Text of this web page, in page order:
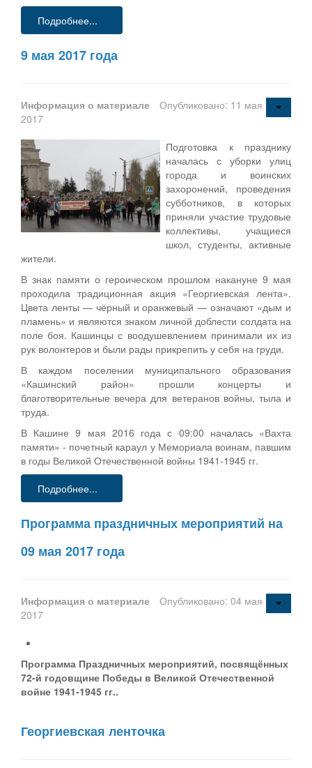
Подробнее...
9 мая 2017 года
Информация о материале
Опубликовано: 11 мая
2017
Подготовка к празднику
началась с уборки улиц
города и воинских
захоронений, проведения
субботников, в которых
приняли участие трудовые
коллективы, учащиеся
школ, студенты, активные
жители.
В знак памяти о героическом прошлом накануне 9 мая
проходила традиционная акция «Георгиевская лента».
Цвета ленты — чёрный и оранжевый — означают «дым и
пламень» и являются знаком личной доблести солдата на
поле боя. Кашинцы с воодушевлением принимали их из
рук волонтеров и были рады прикрепить у себя на груди.
В каждом поселении муниципального образования
«Кашинский район» прошли концерты и
благотворительные вечера для ветеранов войны, тыла и
труда.
В Кашине 9 мая 2016 года с 09:00 началась «Вахта
памяти» - почетный караул у Мемориала воинам, павшим
в годы Великой Отечественной войны 1941-1945 гг.
Подробнее...
Программа праздничных мероприятий на
09 мая 2017 года
Информация о материале
Опубликовано: 04 мая
2017
Программа Праздничных мероприятий, посвящённых
72-й годовщине Победы в Великой Отечественной
войне 1941-1945 гг..
Георгиевская ленточка